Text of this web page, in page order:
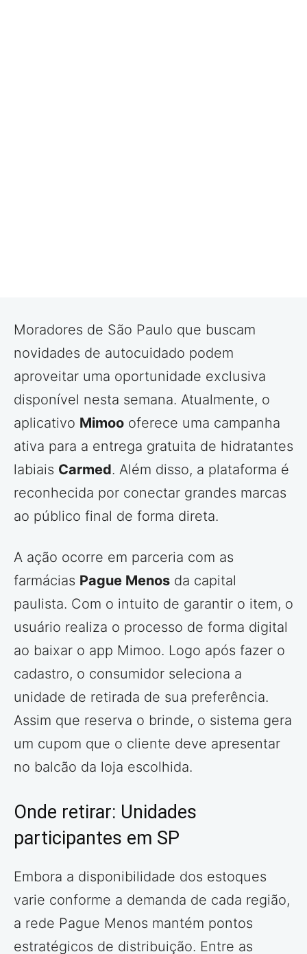
Moradores de São Paulo que buscam
novidades de autocuidado podem
aproveitar uma oportunidade exclusiva
disponível nesta semana. Atualmente, o
aplicativo Mimoo oferece uma campanha
ativa para a entrega gratuita de hidratantes
labiais Carmed. Além disso, a plataforma é
reconhecida por conectar grandes marcas
ao público final de forma direta.
A ação ocorre em parceria com as
farmácias Pague Menos da capital
paulista. Com o intuito de garantir o item, o
usuário realiza o processo de forma digital
ao baixar o app Mimoo. Logo após fazer o
cadastro, o consumidor seleciona a
unidade de retirada de sua preferência.
Assim que reserva o brinde, o sistema gera
um cupom que o cliente deve apresentar
no balcão da loja escolhida.
Onde retirar: Unidades
participantes em SP
Embora a disponibilidade dos estoques
varie conforme a demanda de cada região,
a rede Pague Menos mantém pontos
estratégicos de distribuição. Entre as